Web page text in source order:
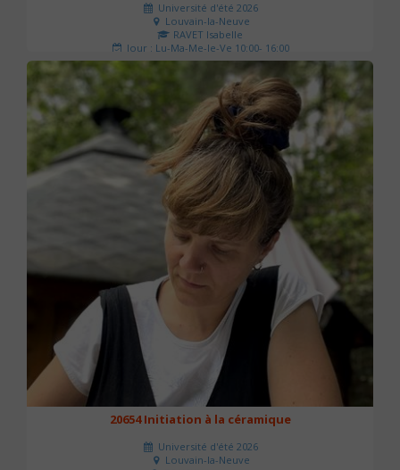
Université d'été 2026
Louvain-la-Neuve
RAVET Isabelle
Jour : Lu-Ma-Me-Je-Ve 10:00- 16:00
Nombre de séances : 2
20654 Initiation à la céramique
Université d'été 2026
Louvain-la-Neuve